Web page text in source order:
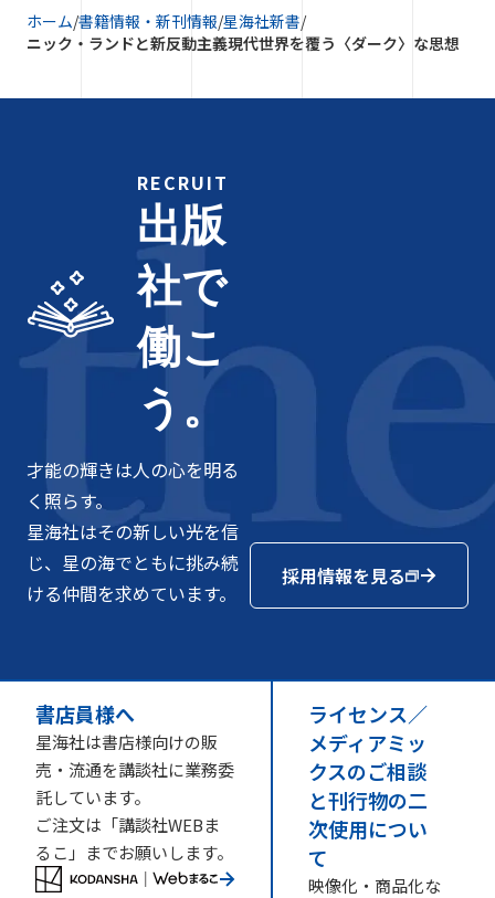
ホーム/書籍情報・新刊情報/星海社新書/
ニック・ランドと新反動主義現代世界を覆う〈ダーク〉な思想
RECRUIT
出版
社で
働こ
う。
才能の輝きは人の心を明る
く照らす。
星海社はその新しい光を信
じ、星の海でともに挑み続
ける仲間を求めています。
採用情報を見る
書店員様へ
星海社は書店様向けの販
売・流通を講談社に業務委
託しています。
ご注文は「講談社WEBま
るこ」までお願いします。
ライセンス／
メディアミッ
クスのご相談
と刊行物の二
次使用につい
て
映像化・商品化な